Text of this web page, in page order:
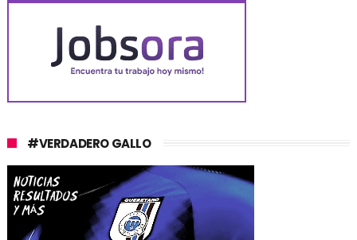
#VERDADERO GALLO